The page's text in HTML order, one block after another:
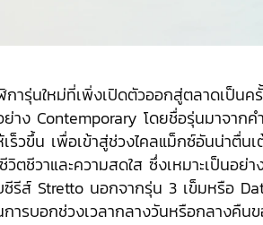
ารุ่นใหม่ที่เพิ่งเปิดตัวออกสู่ตลาดเป็นค
าง Contemporary โดยชื่อรุ่นมาจาก
เร็วขึ้น เพื่อเข้าสู่ช่วงไคลแม็กซ์อันน่าตื่
ตชีวาและความสดใส ซึ่งเหมาะเป็นอย่
รีส์ Stretto นอกจากรุ่น 3 เข็มหรือ
ารบอกช่วงเวลากลางวันหรือกลางคืน